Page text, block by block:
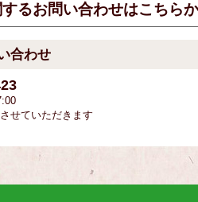
るお問い合わせはこちら
合わせ
せていただきます